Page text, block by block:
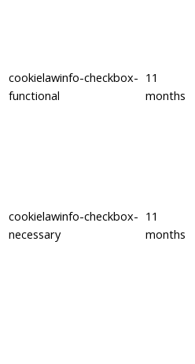
cookielawinfo-checkbox-
functional
11
months
cookielawinfo-checkbox-
necessary
11
months